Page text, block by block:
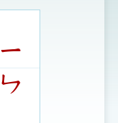
示
ㄧ
ㄣ